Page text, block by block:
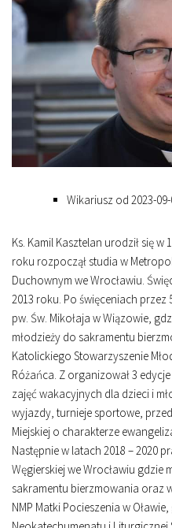
Wikariusz od 2023-
Ks. Kamil Kasztelan urodził się w
roku rozpoczął studia w
Duchownym we Wrocławiu.
2013 roku. Po święceniach
pw. Św. Mikołaja w Wiązowie,
młodzieży do sakramentu
Katolickiego Stowarzyszenie
Różańca. Z organizował 3
zajęć wakacyjnych dla dzieci i
wyjazdy, turnieje sportowe,
Miejskiej o charakterze
Następnie w latach 2018 – 2020
Węgierskiej we Wrocławiu gdzie
sakramentu bierzmowania oraz
NMP Matki Pocieszenia w